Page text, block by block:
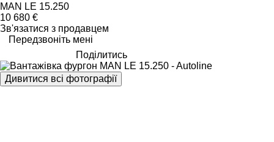
MAN LE 15.250
10 680 €
Зв'язатися з продавцем
Передзвоніть мені
Поділитись
Дивитися всі фотографії